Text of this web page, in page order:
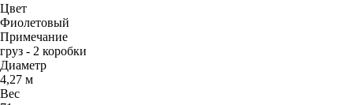
Цвет
Фиолетовый
Примечание
груз - 2 коробки
Диаметр
4,27 м
Вес